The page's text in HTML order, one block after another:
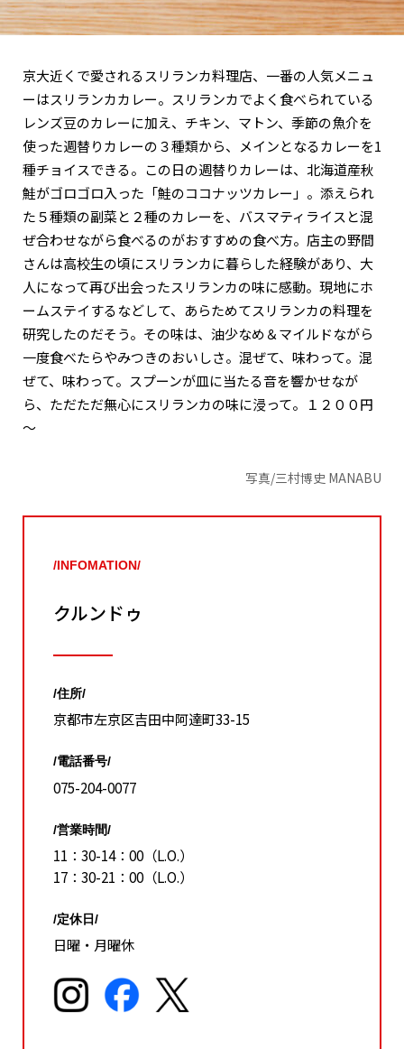
京大近くで愛されるスリランカ料理店、一番の人気メニュ
ーはスリランカカレー。スリランカでよく食べられている
レンズ豆のカレーに加え、チキン、マトン、季節の魚介を
使った週替りカレーの３種類から、メインとなるカレーを1
種チョイスできる。この日の週替りカレーは、北海道産秋
鮭がゴロゴロ入った「鮭のココナッツカレー」。添えられ
た５種類の副菜と２種のカレーを、バスマティライスと混
ぜ合わせながら食べるのがおすすめの食べ方。店主の野間
さんは高校生の頃にスリランカに暮らした経験があり、大
人になって再び出会ったスリランカの味に感動。現地にホ
ームステイするなどして、あらためてスリランカの料理を
研究したのだそう。その味は、油少なめ＆マイルドながら
一度食べたらやみつきのおいしさ。混ぜて、味わって。混
ぜて、味わって。スプーンが皿に当たる音を響かせなが
ら、ただただ無心にスリランカの味に浸って。１２００円
～
写真/三村博史 MANABU
/INFOMATION/
クルンドゥ
/住所/
京都市左京区吉田中阿達町33-15
/電話番号/
075-204-0077
/営業時間/
11：30-14：00（L.O.）
17：30-21：00（L.O.）
/定休日/
日曜・月曜休